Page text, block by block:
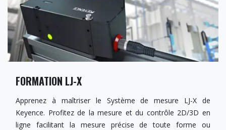
FORMATION LJ-X
Apprenez à maîtriser le Système de mesure LJ-X de
Keyence. Profitez de la mesure et du contrôle 2D/3D en
ligne facilitant la mesure précise de toute forme ou